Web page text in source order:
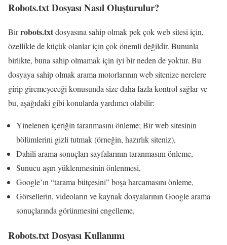
Robots.txt Dosyası Nasıl Oluşturulur?
Birrobots.txtdosyasına sahip olmak pek çok web sitesi için,
özellikle de küçük olanlar için çok önemli değildir. Bununla
birlikte, buna sahip olmamak için iyi bir neden de yoktur. Bu
dosyaya sahip olmak arama motorlarının web sitenize nerelere
girip giremeyeceği konusunda size daha fazla kontrol sağlar ve
bu, aşağıdaki gibi konularda yardımcı olabilir:
Yinelenen içeriğin taranmasını önleme; Bir web sitesinin
bölümlerini gizli tutmak (örneğin, hazırlık siteniz),
Dahili arama sonuçları sayfalarının taranmasını önleme,
Sunucu aşırı yüklenmesinin önlenmesi,
Google’ın “tarama bütçesini” boşa harcamasını önleme,
Görsellerin, videoların ve kaynak dosyalarının Google arama
sonuçlarında görünmesini engelleme,
Robots.txt Dosyası Kullanımı